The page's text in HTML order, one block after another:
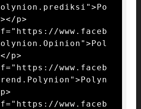
p>
www.faceb
p>
www.faceb
www.faceb